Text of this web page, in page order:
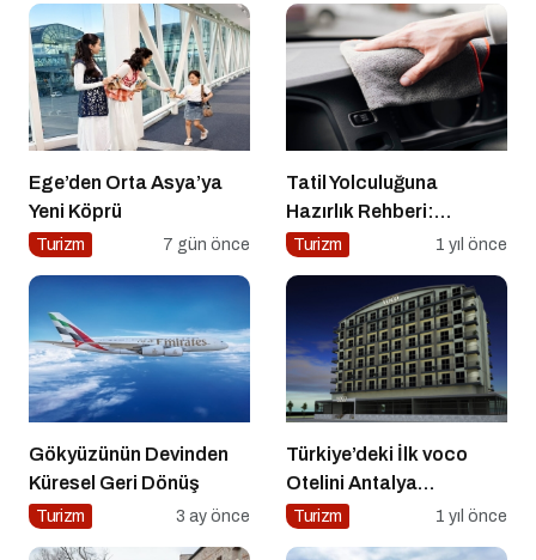
Ege’den Orta Asya’ya
Yeni Köprü
Turizm 7 gün önce
Tatil Yolculuğuna
Hazırlık Rehberi:
Aracınız İçin Almanız
Turizm 1 yıl önce
Gökyüzünün Devinden
Küresel Geri Dönüş
Turizm 3 ay önce
Türkiye’deki İlk voco
Otelini Antalya
Konyaaltı’nda Açıyor
Turizm 1 yıl önce